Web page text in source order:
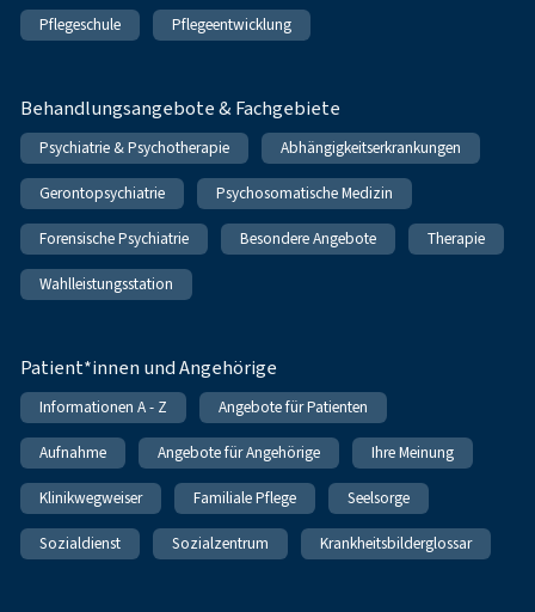
Pflegeschule Pflegeentwicklung
Behandlungsangebote & Fachgebiete
Psychiatrie & Psychotherapie Abhängigkeitserkrankungen
Gerontopsychiatrie Psychosomatische Medizin
Forensische Psychiatrie Besondere Angebote Therapie
Wahlleistungsstation
Patient*innen und Angehörige
Informationen A - Z Angebote für Patienten
Aufnahme Angebote für Angehörige Ihre Meinung
Klinikwegweiser Familiale Pflege Seelsorge
Sozialdienst Sozialzentrum Krankheitsbilderglossar